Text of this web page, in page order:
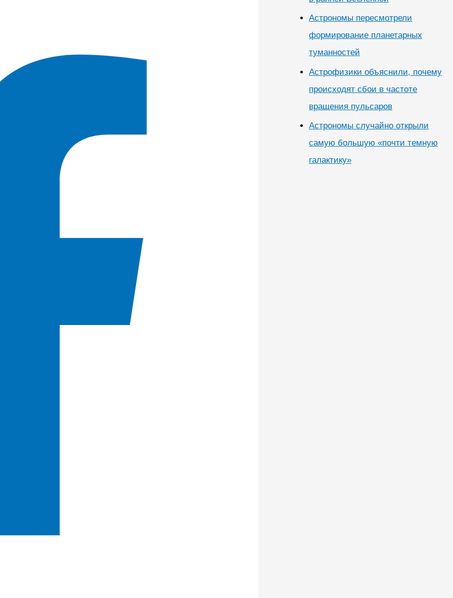
Астрономы пересмотрели
формирование планетарных
туманностей
Астрофизики объяснили, почему
происходят сбои в частоте
вращения пульсаров
Астрономы случайно открыли
самую большую «почти темную
галактику»